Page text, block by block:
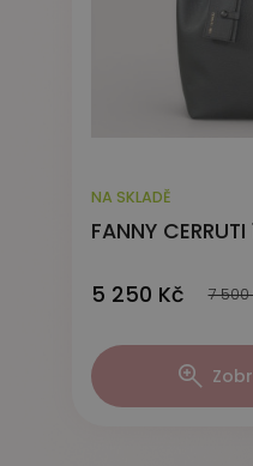
NA SKLADĚ
FANNY CERRUTI
5 250 Kč 7 500